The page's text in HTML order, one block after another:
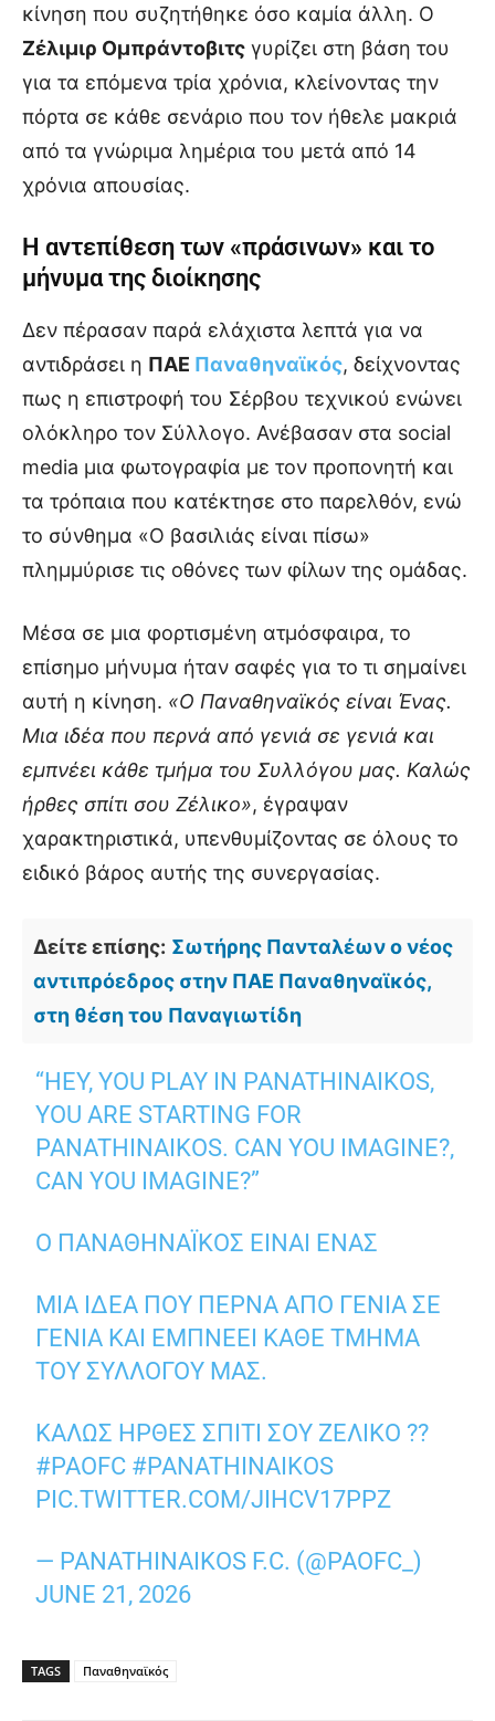
κίνηση που συζητήθηκε όσο καμία άλλη. Ο
Ζέλιμιρ Ομπράντοβιτς γυρίζει στη βάση του
για τα επόμενα τρία χρόνια, κλείνοντας την
πόρτα σε κάθε σενάριο που τον ήθελε μακριά
από τα γνώριμα λημέρια του μετά από 14
χρόνια απουσίας.
Η αντεπίθεση των «πράσινων» και το
μήνυμα της διοίκησης
Δεν πέρασαν παρά ελάχιστα λεπτά για να
αντιδράσει η ΠΑΕ Παναθηναϊκός, δείχνοντας
πως η επιστροφή του Σέρβου τεχνικού ενώνει
ολόκληρο τον Σύλλογο. Ανέβασαν στα social
media μια φωτογραφία με τον προπονητή και
τα τρόπαια που κατέκτησε στο παρελθόν, ενώ
το σύνθημα «Ο βασιλιάς είναι πίσω»
πλημμύρισε τις οθόνες των φίλων της ομάδας.
Μέσα σε μια φορτισμένη ατμόσφαιρα, το
επίσημο μήνυμα ήταν σαφές για το τι σημαίνει
αυτή η κίνηση. «Ο Παναθηναϊκός είναι Ένας.
Μια ιδέα που περνά από γενιά σε γενιά και
εμπνέει κάθε τμήμα του Συλλόγου μας. Καλώς
ήρθες σπίτι σου Ζέλικο», έγραψαν
χαρακτηριστικά, υπενθυμίζοντας σε όλους το
ειδικό βάρος αυτής της συνεργασίας.
Δείτε επίσης: Σωτήρης Πανταλέων ο νέος
αντιπρόεδρος στην ΠΑΕ Παναθηναϊκός,
στη θέση του Παναγιωτίδη
“HEY, YOU PLAY IN PANATHINAIKOS,
YOU ARE STARTING FOR
PANATHINAIKOS. CAN YOU IMAGINE?,
CAN YOU IMAGINE?”
Ο ΠΑΝΑΘΗΝΑΪΚΌΣ ΕΊΝΑΙ ΈΝΑΣ
ΜΙΑ ΙΔΈΑ ΠΟΥ ΠΕΡΝΆ ΑΠΌ ΓΕΝΙΆ ΣΕ
ΓΕΝΙΆ ΚΑΙ ΕΜΠΝΈΕΙ ΚΆΘΕ ΤΜΉΜΑ
ΤΟΥ ΣΥΛΛΌΓΟΥ ΜΑΣ.
ΚΑΛΏΣ ΉΡΘΕΣ ΣΠΊΤΙ ΣΟΥ ΖΈΛΙΚΟ ??
#PAOFC #PANATHINAIKOS
PIC.TWITTER.COM/JIHCV17PPZ
— PANATHINAIKOS F.C. (@PAOFC_)
JUNE 21, 2026
TAGS Παναθηναϊκός